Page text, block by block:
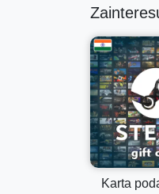
Karta